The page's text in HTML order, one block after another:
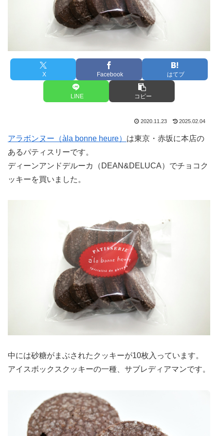
X Facebook はてブ
LINE コピー
2020.11.23 2025.02.04
アラボンヌー（àla bonne heure） は東京・赤坂に本店の
あるパティスリーです。
ディーンアンドデルーカ（DEAN&DELUCA）でチョコク
ッキーを買いました。
中には砂糖がまぶされたクッキーが10枚入っています。
アイスボックスクッキーの一種、サブレディアマンです。